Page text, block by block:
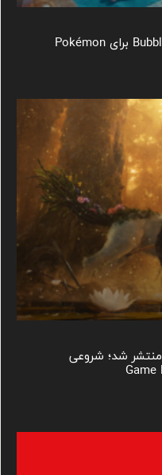
جزئیات جدید بسته الحاقی Bubbly Basin برای Pokémon
اولین نقد Beast of Reincarnation منتشر شد؛ شروعی